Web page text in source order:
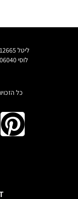
ליטל 052-3112665 |
לוסי 050-7406040 |
כל